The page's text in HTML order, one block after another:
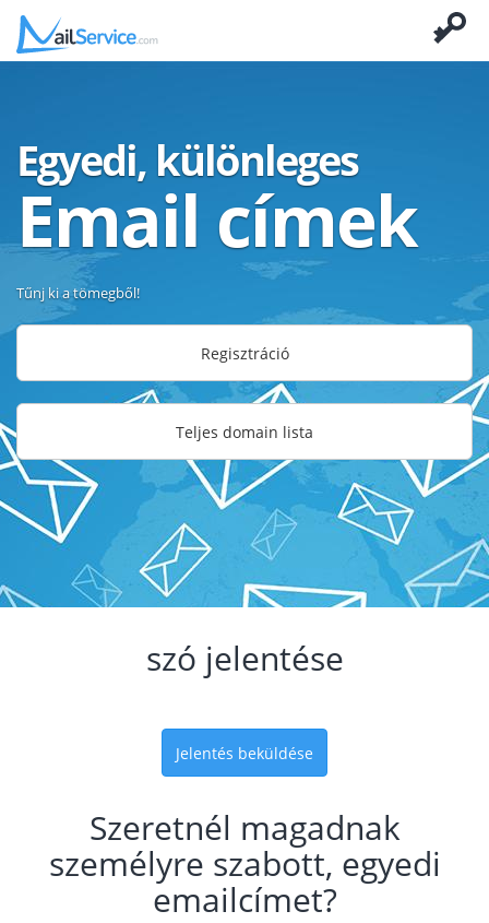
Egyedi, különleges
Email címek
Tűnj ki a tömegből!
Regisztráció
Teljes domain lista
szó jelentése
Jelentés beküldése
Szeretnél magadnak
személyre szabott, egyedi
emailcímet?